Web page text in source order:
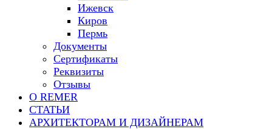
Ижевск
Киров
Пермь
Документы
Сертификаты
Реквизиты
Отзывы
О REMER
СТАТЬИ
АРХИТЕКТОРАМ И ДИЗАЙНЕРАМ